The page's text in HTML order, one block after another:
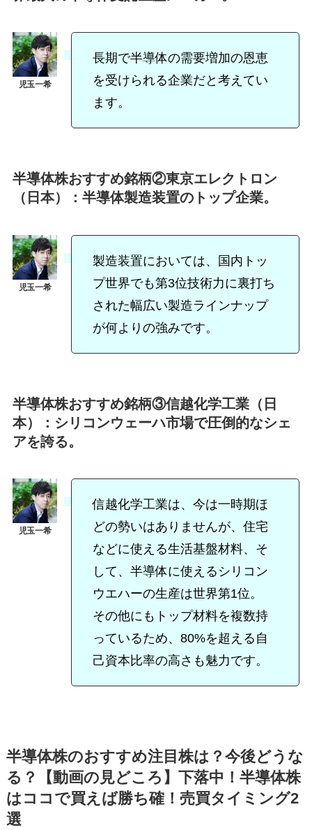
長期で半導体の需要増加の恩恵
を受けられる企業だと考えてい
ます。
半導体株おすすめ銘柄②東京エレクトロン
（日本）：半導体製造装置のトップ企業。
製造装置においては、国内トッ
プ世界でも第3位技術力に裏打ち
された幅広い製造ラインナップ
が何よりの強みです。
半導体株おすすめ銘柄③信越化学工業（日
本）：シリコンウェーハ市場で圧倒的なシェ
アを誇る。
信越化学工業は、今は一時期ほ
どの勢いはありませんが、住宅
などに使える生活基盤材料、そ
して、半導体に使えるシリコン
ウエハーの生産は世界第1位。
その他にもトップ材料を複数持
っているため、80%を超える自
己資本比率の高さも魅力です。
半導体株のおすすめ注目株は？今後どうな
る？【動画の見どころ】下落中！半導体株
はココで買えば勝ち確！売買タイミング2
選